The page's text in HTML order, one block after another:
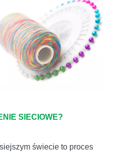
SIECIOWE?
świecie to proces